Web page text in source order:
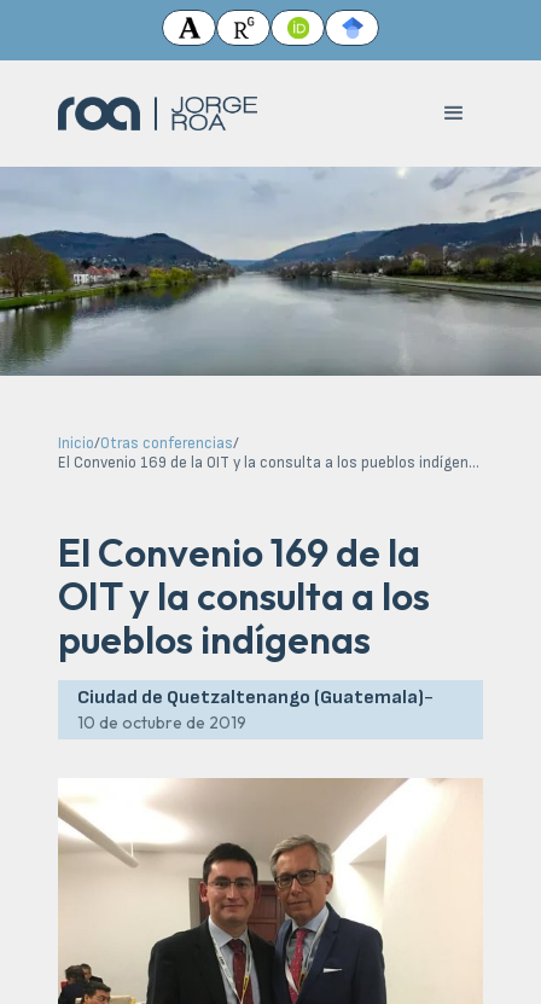
Inicio/Otras conferencias/
El Convenio 169 de la OIT y la consulta a los pueblos indígenas
El Convenio 169 de la
OIT y la consulta a los
pueblos indígenas
Ciudad de Quetzaltenango (Guatemala)-
10 de octubre de 2019